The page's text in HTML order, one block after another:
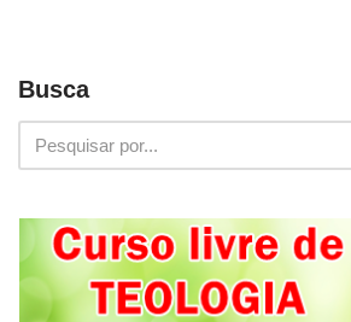
Busca